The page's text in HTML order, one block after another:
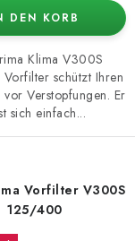
DEN KORB
Klima V300S
schützt Ihren
Verstopfungen. Er
sich einfach...
Vorfilter V300S
125/400